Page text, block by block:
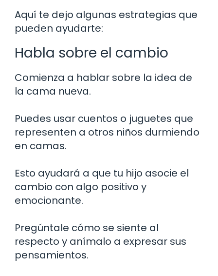
Aquí te dejo algunas estrategias que
pueden ayudarte:
Habla sobre el cambio
Comienza a hablar sobre la idea de
la cama nueva.
Puedes usar cuentos o juguetes que
representen a otros niños durmiendo
en camas.
Esto ayudará a que tu hijo asocie el
cambio con algo positivo y
emocionante.
Pregúntale cómo se siente al
respecto y anímalo a expresar sus
pensamientos.